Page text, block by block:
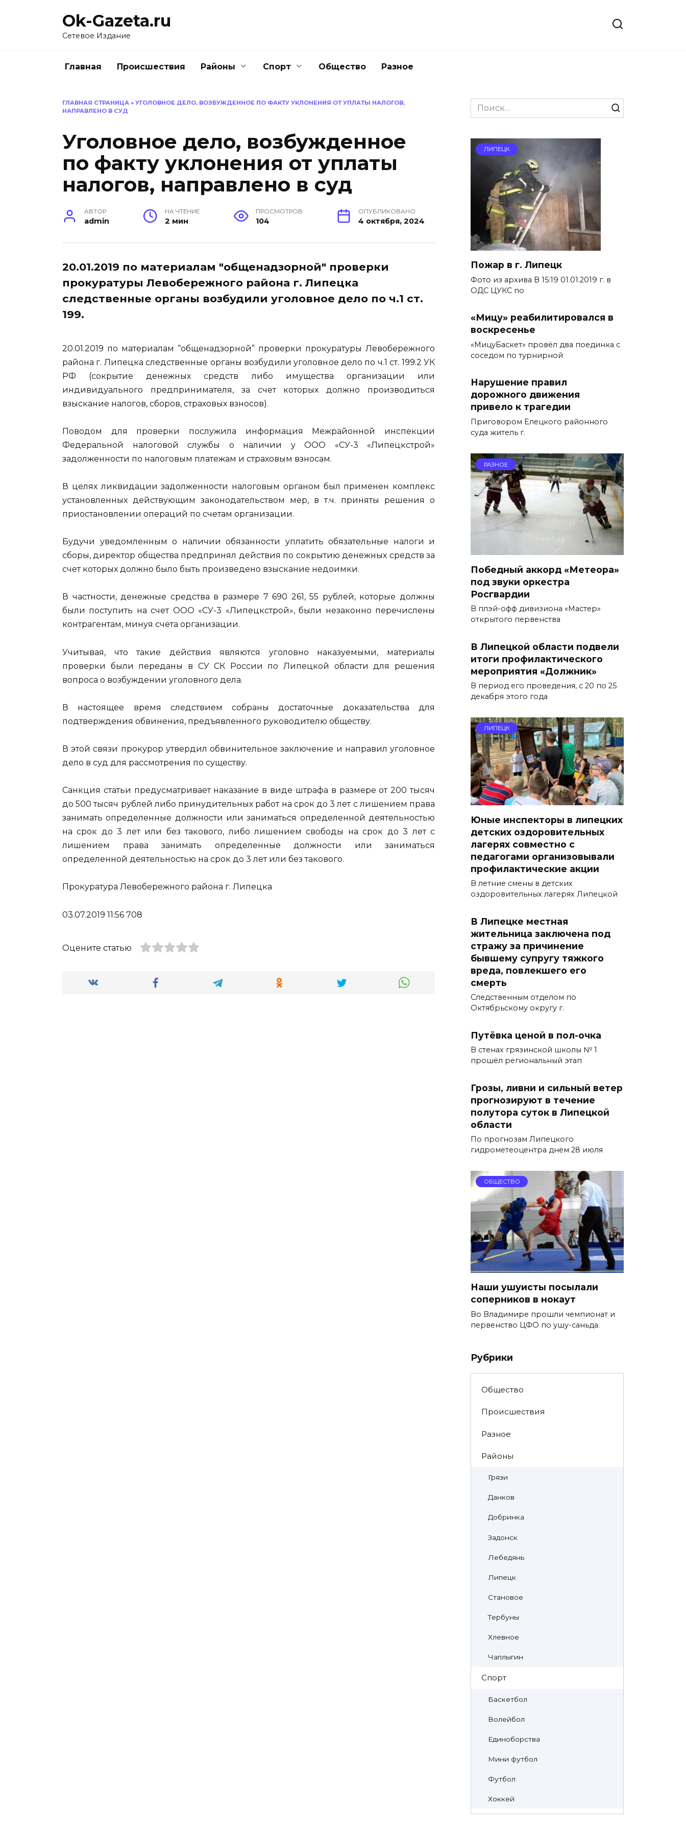
Ok-Gazeta.ru
Сетевое Издание
Главная Происшествия Районы Спорт Общество Разное
ГЛАВНАЯ СТРАНИЦА » УГОЛОВНОЕ ДЕЛО, ВОЗБУЖДЕННОЕ ПО ФАКТУ УКЛОНЕНИЯ ОТ УПЛАТЫ НАЛОГОВ,
НАПРАВЛЕНО В СУД
Уголовное дело, возбужденное
по факту уклонения от уплаты
налогов, направлено в суд
АВТОР
admin
НА ЧТЕНИЕ
2 мин
ПРОСМОТРОВ
104
ОПУБЛИКОВАНО
4 октября, 2024
20.01.2019 по материалам "общенадзорной" проверки
прокуратуры Левобережного района г. Липецка
следственные органы возбудили уголовное дело по ч.1 ст.
199.
20.01.2019 по материалам “общенадзорной” проверки прокуратуры Левобережного
района г. Липецка следственные органы возбудили уголовное дело по ч.1 ст. 199.2 УК
РФ (сокрытие денежных средств либо имущества организации или
индивидуального предпринимателя, за счет которых должно производиться
взыскание налогов, сборов, страховых взносов).
Поводом для проверки послужила информация Межрайонной инспекции
Федеральной налоговой службы о наличии у ООО «СУ-3 «Липецкстрой»
задолженности по налоговым платежам и страховым взносам.
В целях ликвидации задолженности налоговым органом был применен комплекс
установленных действующим законодательством мер, в т.ч. приняты решения о
приостановлении операций по счетам организации.
Будучи уведомленным о наличии обязанности уплатить обязательные налоги и
сборы, директор общества предпринял действия по сокрытию денежных средств за
счет которых должно было быть произведено взыскание недоимки.
В частности, денежные средства в размере 7 690 261, 55 рублей, которые должны
были поступить на счет ООО «СУ-3 «Липецкстрой», были незаконно перечислены
контрагентам, минуя счета организации.
Учитывая, что такие действия являются уголовно наказуемыми, материалы
проверки были переданы в СУ СК России по Липецкой области для решения
вопроса о возбуждении уголовного дела.
В настоящее время следствием собраны достаточные доказательства для
подтверждения обвинения, предъявленного руководителю обществу.
В этой связи прокурор утвердил обвинительное заключение и направил уголовное
дело в суд для рассмотрения по существу.
Санкция статьи предусматривает наказание в виде штрафа в размере от 200 тысяч
до 500 тысяч рублей либо принудительных работ на срок до 3 лет с лишением права
занимать определенные должности или заниматься определенной деятельностью
на срок до 3 лет или без такового, либо лишением свободы на срок до 3 лет с
лишением права занимать определенные должности или заниматься
определенной деятельностью на срок до 3 лет или без такового.
Прокуратура Левобережного района г. Липецка
03.07.2019 11:56 708
Оцените статью
Search
for:
ЛИПЕЦК
Пожар в г. Липецк
Фото из архива В 15:19 01.01.2019 г. в
ОДС ЦУКС по
«Мицу» реабилитировался в
воскресенье
«МицуБаскет» провёл два поединка с
соседом по турнирной
Нарушение правил
дорожного движения
привело к трагедии
Приговором Елецкого районного
суда житель г.
РАЗНОЕ
Победный аккорд «Метеора»
под звуки оркестра
Росгвардии
В плэй-офф дивизиона «Мастер»
открытого первенства
В Липецкой области подвели
итоги профилактического
мероприятия «Должник»
В период его проведения, с 20 по 25
декабря этого года
ЛИПЕЦК
Юные инспекторы в липецких
детских оздоровительных
лагерях совместно с
педагогами организовывали
профилактические акции
В летние смены в детских
оздоровительных лагерях Липецкой
В Липецке местная
жительница заключена под
стражу за причинение
бывшему супругу тяжкого
вреда, повлекшего его
смерть
Следственным отделом по
Октябрьскому округу г.
Путёвка ценой в пол-очка
В стенах грязинской школы № 1
прошёл региональный этап
Грозы, ливни и сильный ветер
прогнозируют в течение
полутора суток в Липецкой
области
По прогнозам Липецкого
гидрометеоцентра днём 28 июля
ОБЩЕСТВО
Наши ушуисты посылали
соперников в нокаут
Во Владимире прошли чемпионат и
первенство ЦФО по ушу-саньда.
Рубрики
Общество
Происшествия
Разное
Районы
Грязи
Данков
Добринка
Задонск
Лебедянь
Липецк
Становое
Тербуны
Хлевное
Чаплыгин
Спорт
Баскетбол
Волейбол
Единоборства
Мини футбол
Футбол
Хоккей